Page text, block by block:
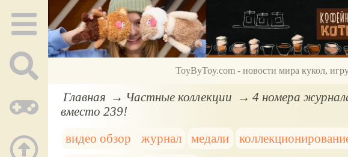
ToyByToy.com - новости мира кукол,
Главная Частные коллекции
4 номера
вместо 239!
видео обзор
журнал медали